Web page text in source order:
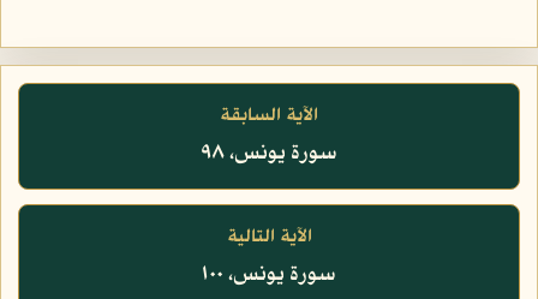
الآية السابقة
سورة يونس، ٩٨
الآية التالية
سورة يونس، ١٠٠